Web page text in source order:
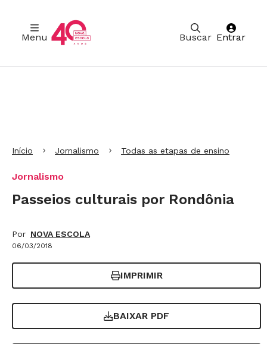
Buscar
Menu Entrar
Início Jornalismo Todas as etapas de ensino
Jornalismo
Passeios culturais por Rondônia
Por NOVA ESCOLA
06/03/2018
IMPRIMIR
BAIXAR PDF